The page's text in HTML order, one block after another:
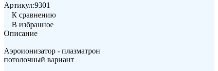
Артикул:9301
К сравнению
В избранное
Описание
Аэроионизатор - плазматрон
потолочный вариант